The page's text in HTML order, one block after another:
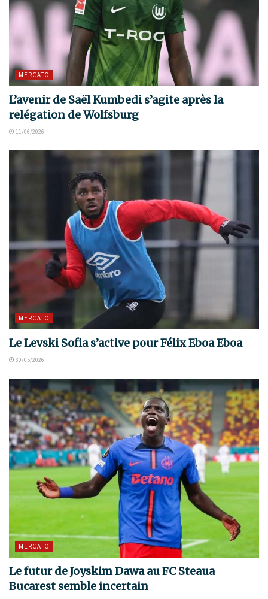
MERCATO
L’avenir de Saël Kumbedi s’agite après la
relégation de Wolfsburg
11/06/2026
MERCATO
Le Levski Sofia s’active pour Félix Eboa Eboa
30/05/2026
MERCATO
Le futur de Joyskim Dawa au FC Steaua
Bucarest semble incertain